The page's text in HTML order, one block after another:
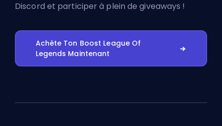
Discord et participer à plein de giveaways !
Achète Ton Boost League Of
Legends Maintenant